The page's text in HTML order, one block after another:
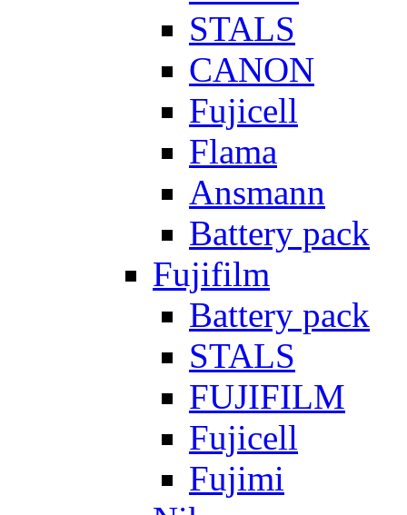
STALS
CANON
Fujicell
Flama
Ansmann
Battery pack
Fujifilm
Battery pack
STALS
FUJIFILM
Fujicell
Fujimi